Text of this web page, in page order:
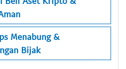
Menabung &
Bijak